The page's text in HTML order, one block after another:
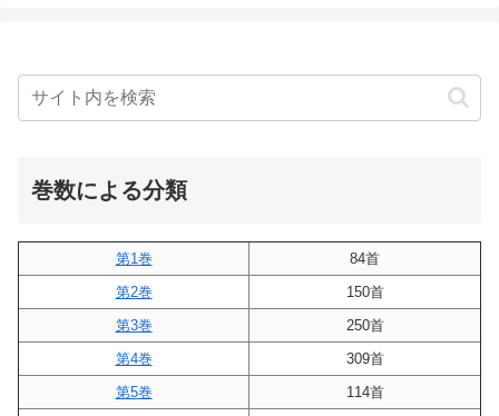
巻数による分類
第1巻
84首
第2巻
150首
第3巻
250首
第4巻
309首
第5巻
114首